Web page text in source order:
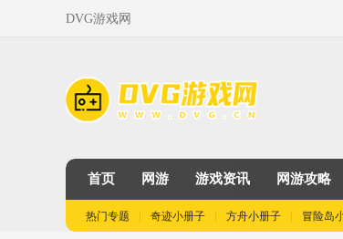
DVG游戏网
首页 网游 游戏资讯 网游攻略
热门专题 奇迹小册子 方舟小册子 冒险岛